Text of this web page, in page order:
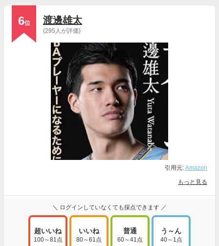
6位 渡邊雄太
(295人が評価)
引用元: Amazon
もっと見る
＼ ログインしていなくても採点できます ／
超いいね
100～81点
いいね
80～61点
普通
60～41点
う～ん
40～1点